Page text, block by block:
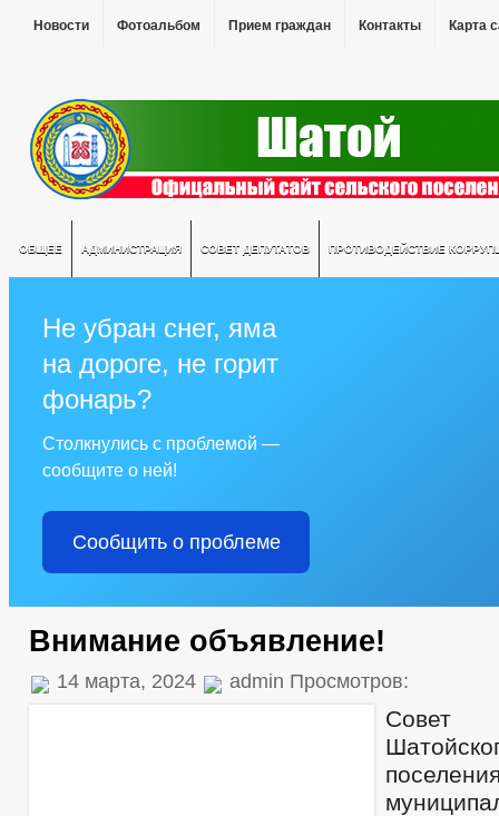
Новости Фотоальбом Прием граждан Контакты Карта
ОБЩЕЕ АДМИНИСТРАЦИЯ СОВЕТ ДЕПУТАТОВ ПРОТИВОДЕЙСТВИЕ
Не убран снег, яма
на дороге, не горит
фонарь?
Столкнулись с проблемой —
сообщите о ней!
Сообщить о проблеме
Внимание объявление!
14 марта, 2024 admin Просмотров:
Совет